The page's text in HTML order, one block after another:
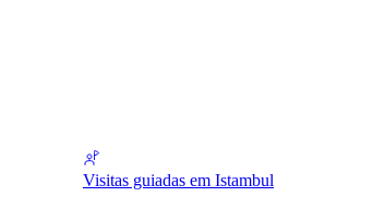
Visitas guiadas em Istambul